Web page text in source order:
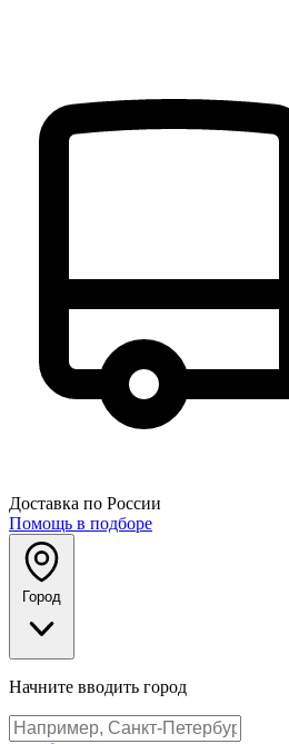
Доставка по России
Помощь в подборе
Город
Начните вводить город